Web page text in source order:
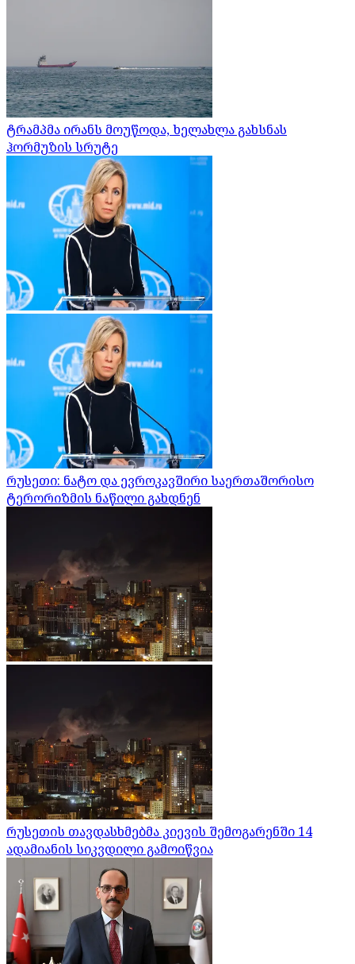
ტრამპმა ირანს მოუწოდა, ხელახლა გახსნას
ჰორმუზის სრუტე
რუსეთი: ნატო და ევროკავშირი საერთაშორისო
ტერორიზმის ნაწილი გახდნენ
რუსეთის თავდასხმებმა კიევის შემოგარენში 14
ადამიანის სიკვდილი გამოიწვია